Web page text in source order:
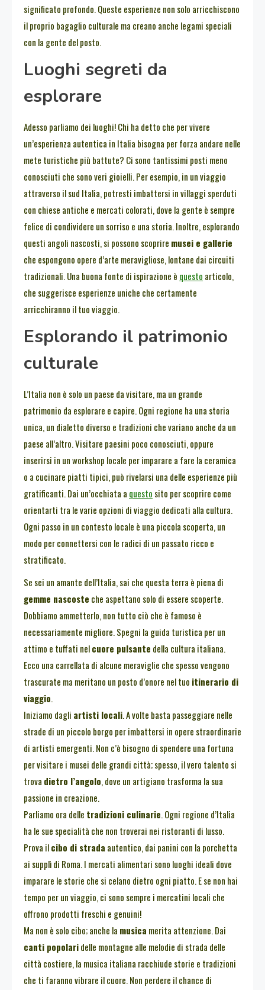
significato profondo. Queste esperienze non solo arricchiscono
il proprio bagaglio culturale ma creano anche legami speciali
con la gente del posto.
Luoghi segreti da
esplorare
Adesso parliamo dei luoghi! Chi ha detto che per vivere
un’esperienza autentica in Italia bisogna per forza andare nelle
mete turistiche più battute? Ci sono tantissimi posti meno
conosciuti che sono veri gioielli. Per esempio, in un viaggio
attraverso il sud Italia, potresti imbattersi in villaggi sperduti
con chiese antiche e mercati colorati, dove la gente è sempre
felice di condividere un sorriso e una storia. Inoltre, esplorando
questi angoli nascosti, si possono scoprire musei e gallerie
che espongono opere d’arte meravigliose, lontane dai circuiti
tradizionali. Una buona fonte di ispirazione è questo articolo,
che suggerisce esperienze uniche che certamente
arricchiranno il tuo viaggio.
Esplorando il patrimonio
culturale
L’Italia non è solo un paese da visitare, ma un grande
patrimonio da esplorare e capire. Ogni regione ha una storia
unica, un dialetto diverso e tradizioni che variano anche da un
paese all’altro. Visitare paesini poco conosciuti, oppure
inserirsi in un workshop locale per imparare a fare la ceramica
o a cucinare piatti tipici, può rivelarsi una delle esperienze più
gratificanti. Dai un’occhiata a questo sito per scoprire come
orientarti tra le varie opzioni di viaggio dedicati alla cultura.
Ogni passo in un contesto locale è una piccola scoperta, un
modo per connettersi con le radici di un passato ricco e
stratificato.
Se sei un amante dell’Italia, sai che questa terra è piena di
gemme nascoste che aspettano solo di essere scoperte.
Dobbiamo ammetterlo, non tutto ciò che è famoso è
necessariamente migliore. Spegni la guida turistica per un
attimo e tuffati nelcuore pulsante della cultura italiana.
Ecco una carrellata di alcune meraviglie che spesso vengono
trascurate ma meritano un posto d’onore nel tuo itinerario di
viaggio.
Iniziamo dagli artisti locali. A volte basta passeggiare nelle
strade di un piccolo borgo per imbattersi in opere straordinarie
di artisti emergenti. Non c’è bisogno di spendere una fortuna
per visitare i musei delle grandi città; spesso, il vero talento si
trova dietro l’angolo, dove un artigiano trasforma la sua
passione in creazione.
Parliamo ora delle tradizioni culinarie. Ogni regione d’Italia
ha le sue specialità che non troverai nei ristoranti di lusso.
Prova ilcibo di strada autentico, dai panini con la porchetta
ai supplì di Roma. I mercati alimentari sono luoghi ideali dove
imparare le storie che si celano dietro ogni piatto. E se non hai
tempo per un viaggio, ci sono sempre i mercatini locali che
offrono prodotti freschi e genuini!
Ma non è solo cibo; anche la musica merita attenzione. Dai
canti popolaridelle montagne alle melodie di strada delle
città costiere, la musica italiana racchiude storie e tradizioni
che ti faranno vibrare il cuore. Non perdere il chance di